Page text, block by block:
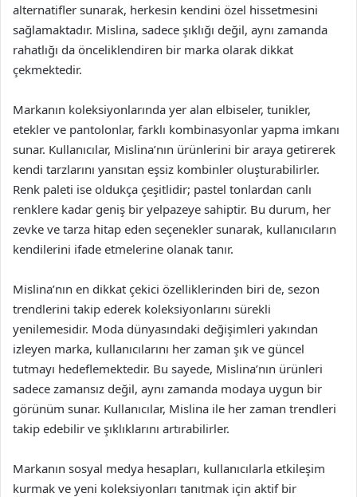
alternatifler sunarak, herkesin kendini özel hissetmesini
sağlamaktadır. Mislina, sadece şıklığı değil, aynı zamanda
rahatlığı da önceliklendiren bir marka olarak dikkat
çekmektedir.
Markanın koleksiyonlarında yer alan elbiseler, tunikler,
etekler ve pantolonlar, farklı kombinasyonlar yapma imkanı
sunar. Kullanıcılar, Mislina’nın ürünlerini bir araya getirerek
kendi tarzlarını yansıtan eşsiz kombinler oluşturabilirler.
Renk paleti ise oldukça çeşitlidir; pastel tonlardan canlı
renklere kadar geniş bir yelpazeye sahiptir. Bu durum, her
zevke ve tarza hitap eden seçenekler sunarak, kullanıcıların
kendilerini ifade etmelerine olanak tanır.
Mislina’nın en dikkat çekici özelliklerinden biri de, sezon
trendlerini takip ederek koleksiyonlarını sürekli
yenilemesidir. Moda dünyasındaki değişimleri yakından
izleyen marka, kullanıcılarını her zaman şık ve güncel
tutmayı hedeflemektedir. Bu sayede, Mislina’nın ürünleri
sadece zamansız değil, aynı zamanda modaya uygun bir
görünüm sunar. Kullanıcılar, Mislina ile her zaman trendleri
takip edebilir ve şıklıklarını artırabilirler.
Markanın sosyal medya hesapları, kullanıcılarla etkileşim
kurmak ve yeni koleksiyonları tanıtmak için aktif bir